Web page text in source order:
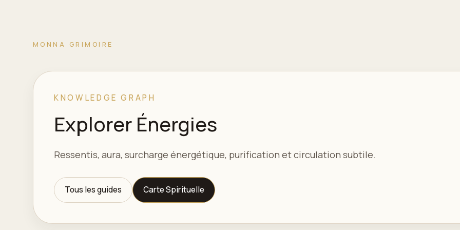
MONNA GRIMOIRE
KNOWLEDGE GRAPH
Explorer Énergies
Ressentis, aura, surcharge énergétique, purification et circulation subtile.
Tous les guides Carte Spirituelle